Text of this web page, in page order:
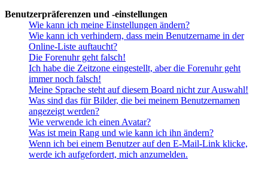
Benutzerpräferenzen und -einstellungen
Wie kann ich meine Einstellungen ändern?
Wie kann ich verhindern, dass mein Benutzername in der
Online-Liste auftaucht?
Die Forenuhr geht falsch!
Ich habe die Zeitzone eingestellt, aber die Forenuhr geht
immer noch falsch!
Meine Sprache steht auf diesem Board nicht zur Auswahl!
Was sind das für Bilder, die bei meinem Benutzernamen
angezeigt werden?
Wie verwende ich einen Avatar?
Was ist mein Rang und wie kann ich ihn ändern?
Wenn ich bei einem Benutzer auf den E-Mail-Link klicke,
werde ich aufgefordert, mich anzumelden.